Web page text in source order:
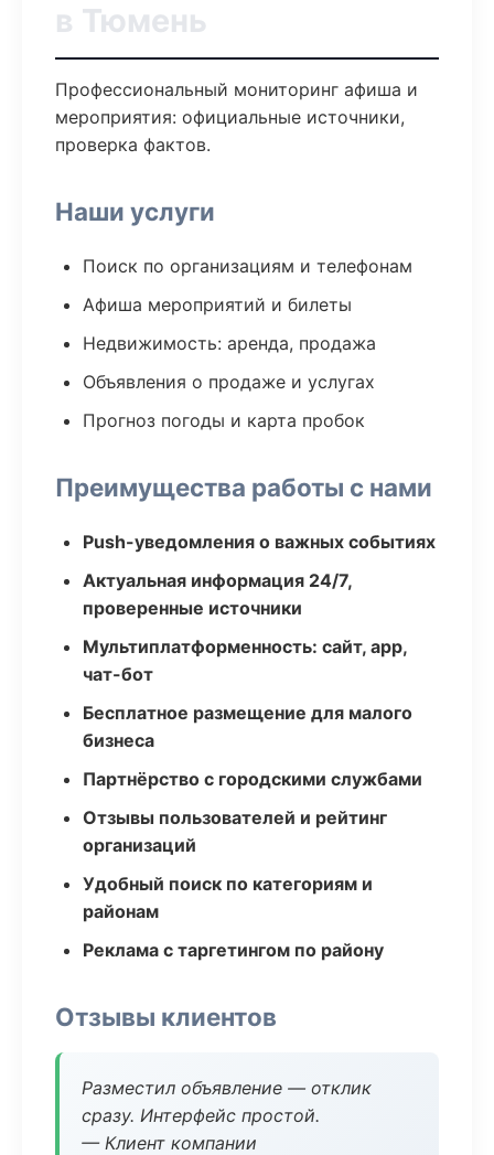
в Тюмень
Профессиональный мониторинг афиша и
мероприятия: официальные источники,
проверка фактов.
Наши услуги
Поиск по организациям и телефонам
Афиша мероприятий и билеты
Недвижимость: аренда, продажа
Объявления о продаже и услугах
Прогноз погоды и карта пробок
Преимущества работы с нами
Push-уведомления о важных событиях
Актуальная информация 24/7,
проверенные источники
Мультиплатформенность: сайт, app,
чат-бот
Бесплатное размещение для малого
бизнеса
Партнёрство с городскими службами
Отзывы пользователей и рейтинг
организаций
Удобный поиск по категориям и
районам
Реклама с таргетингом по району
Отзывы клиентов
Разместил объявление — отклик
сразу. Интерфейс простой.
— Клиент компании